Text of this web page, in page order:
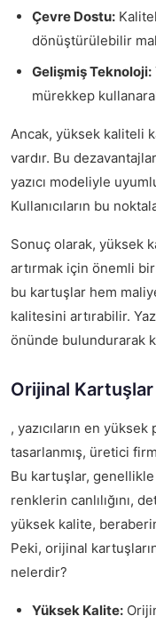
Çevre Dostu:
dönüştürülebilir
Gelişmiş Teknoloji:
mürekkep
Ancak, yüksek kaliteli
vardır. Bu
yazıcı modeliyle
Kullanıcıların bu
Sonuç olarak, yüksek
artırmak için önemli bir
bu kartuşlar hem
kalitesini artırabilir.
önünde bulundurarak
Orijinal Kartuşlar
, yazıcıların en
tasarlanmış, üretici
Bu kartuşlar, genellikle
renklerin canlılığını,
yüksek kalite,
Peki, orijinal
nelerdir?
Yüksek Kalite: